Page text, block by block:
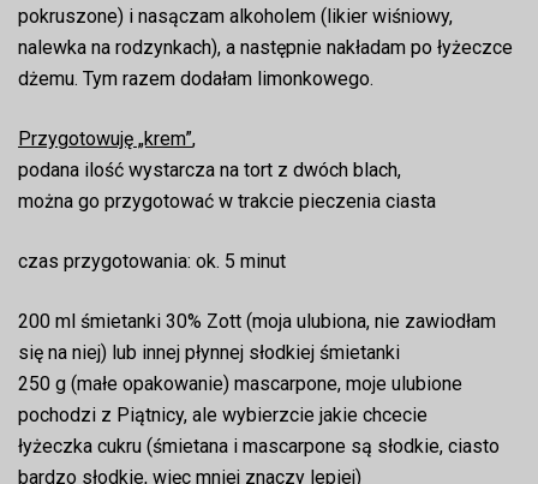
pokruszone) i nasączam alkoholem (likier wiśniowy,
nalewka na rodzynkach), a następnie nakładam po łyżeczce
dżemu. Tym razem dodałam limonkowego.
Przygotowuję „krem”,
podana ilość wystarcza na tort z dwóch blach,
można go przygotować w trakcie pieczenia ciasta
czas przygotowania: ok. 5 minut
200 ml śmietanki 30% Zott (moja ulubiona, nie zawiodłam
się na niej) lub innej płynnej słodkiej śmietanki
250 g (małe opakowanie) mascarpone, moje ulubione
pochodzi z Piątnicy, ale wybierzcie jakie chcecie
łyżeczka cukru (śmietana i mascarpone są słodkie, ciasto
bardzo słodkie, więc mniej znaczy lepiej)